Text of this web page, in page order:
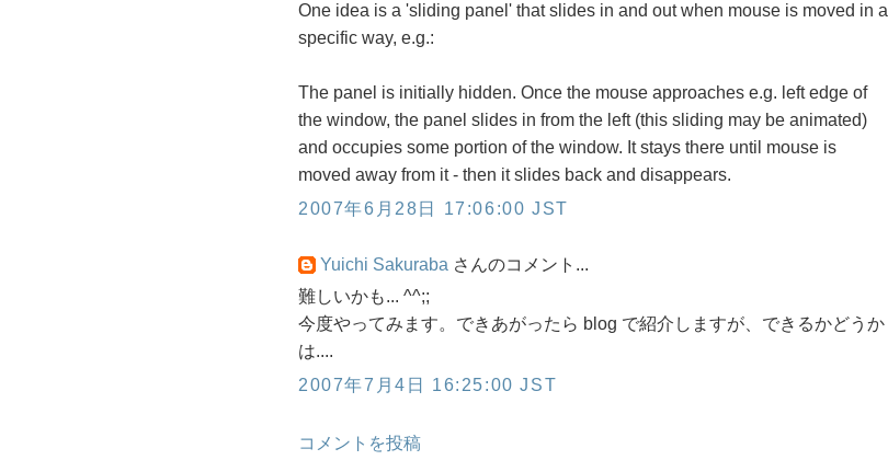
One idea is a 'sliding panel' that slides in and out when mouse is moved in a
specific way, e.g.:
The panel is initially hidden. Once the mouse approaches e.g. left edge of
the window, the panel slides in from the left (this sliding may be animated)
and occupies some portion of the window. It stays there until mouse is
moved away from it - then it slides back and disappears.
2007年6月28日 17:06:00 JST
Yuichi Sakuraba さんのコメント...
難しいかも... ^^;;
今度やってみます。できあがったら blog で紹介しますが、できるかどうか
は....
2007年7月4日 16:25:00 JST
コメントを投稿